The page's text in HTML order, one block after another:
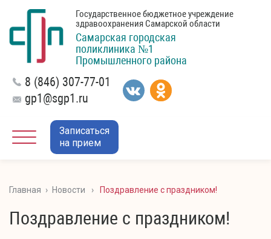
Государственное бюджетное учреждение
здравоохранения Самарской области
Самарская городская
поликлиника №1
Промышленного района
8 (846) 307-77-01
gp1@sgp1.ru
Записаться
на прием
Главная › Новости › Поздравление с праздником!
Поздравление с праздником!